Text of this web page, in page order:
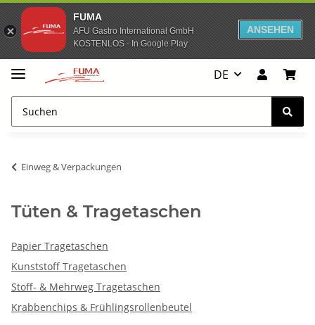
FUMA
AFU Gastro International GmbH
KOSTENLOS - In Google Play
ANSEHEN
DE
Einweg & Verpackungen
Tüten & Tragetaschen
Papier Tragetaschen
Kunststoff Tragetaschen
Stoff- & Mehrweg Tragetaschen
Krabbenchips & Frühlingsrollenbeutel